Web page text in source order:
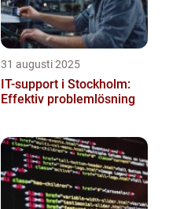
31 augusti 2025
IT-support i Stockholm:
Effektiv problemlösning